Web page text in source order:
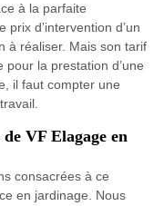
à la parfaite
d’intervention d’un
à réaliser. Mais son tarif
la prestation d’une
il faut compter une
VF Elagage en
consacrées à ce
en jardinage. Nous